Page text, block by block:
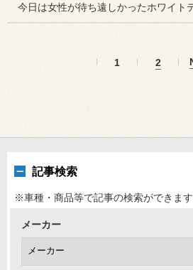
今日は女性が待ち遠しかったホワイト
1 2
記事検索
※車種・商品等で記事の検索ができます
メーカー